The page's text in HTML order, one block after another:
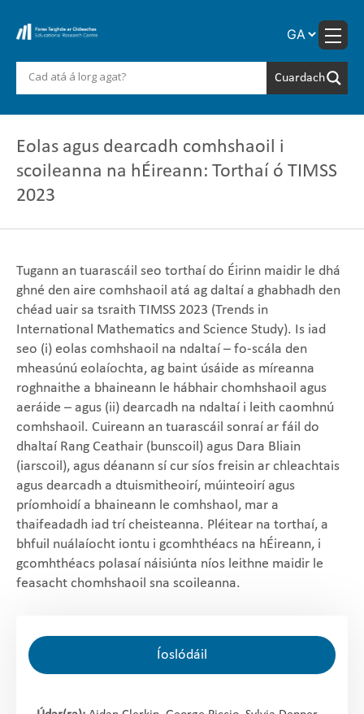
Eolas agus dearcadh comhshaoil i
scoileanna na hÉireann: Torthaí ó TIMSS
2023
Tugann an tuarascáil seo torthaí do Éirinn maidir le dhá
ghné den aire comhshaoil atá ag daltaí a ghabhadh den
chéad uair sa tsraith TIMSS 2023 (Trends in
International Mathematics and Science Study). Is iad
seo (i) eolas comhshaoil na ndaltaí – fo-scála den
mheasúnú eolaíochta, ag baint úsáide as míreanna
roghnaithe a bhaineann le hábhair chomhshaoil agus
aeráide – agus (ii) dearcadh na ndaltaí i leith caomhnú
comhshaoil. Cuireann an tuarascáil sonraí ar fáil do
dhaltaí Rang Ceathair (bunscoil) agus Dara Bliain
(iarscoil), agus déanann sí cur síos freisin ar chleachtais
agus dearcadh a dtuismitheoirí, múinteoirí agus
príomhoidí a bhaineann le comhshaol, mar a
thaifeadadh iad trí cheisteanna. Pléitear na torthaí, a
bhfuil nuálaíocht iontu i gcomhthéacs na hÉireann, i
gcomhthéacs polasaí náisiúnta níos leithne maidir le
feasacht chomhshaoil sna scoileanna.
Íoslódáil